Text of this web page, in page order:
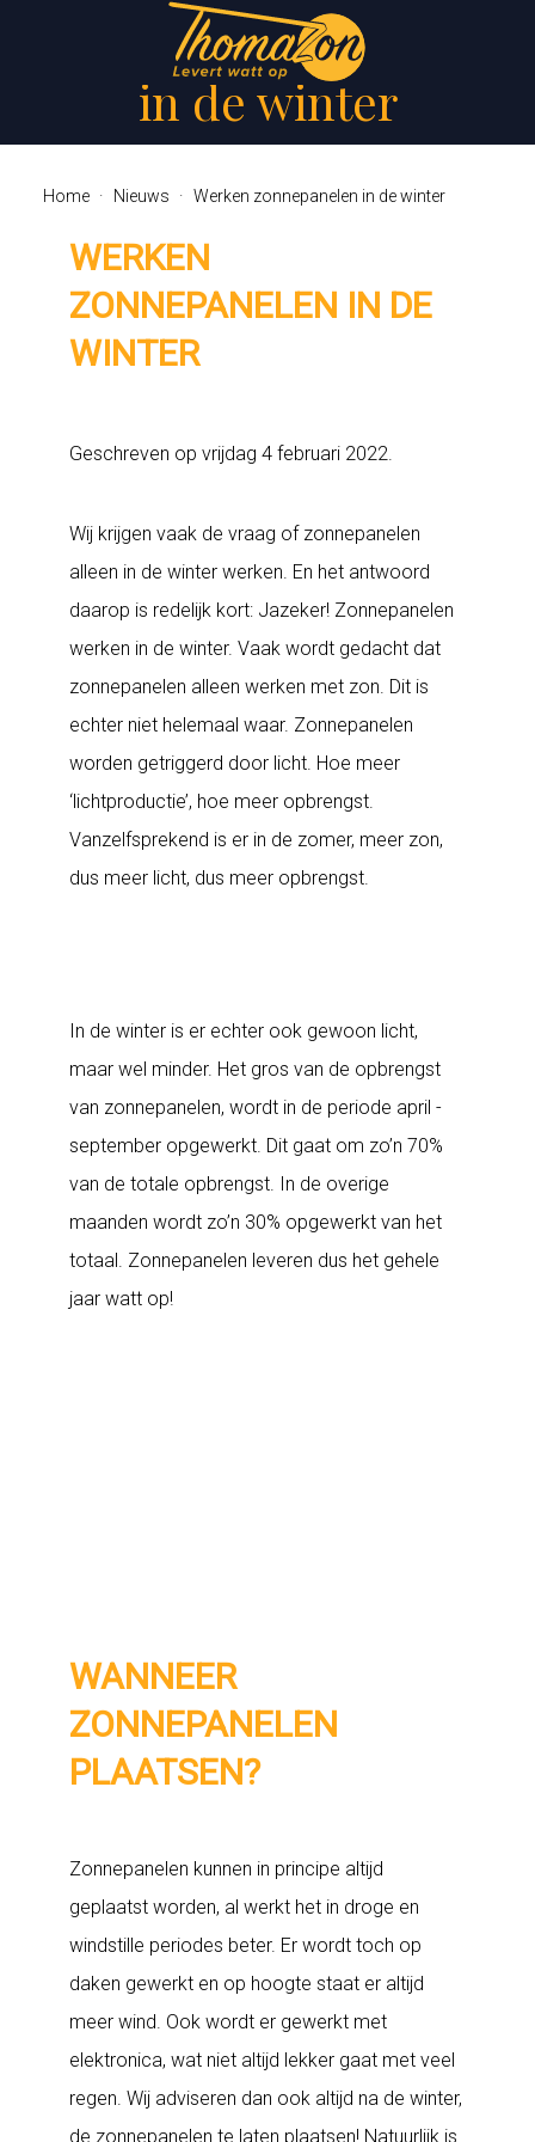
Werken zonnepanelen
in de winter
Home Nieuws Werken zonnepanelen in de winter
WERKEN
ZONNEPANELEN IN DE
WINTER
Geschreven opvrijdag 4 februari 2022
Wij krijgen vaak de vraag of zonnepanelen
alleen in de winter werken. En het antwoord
daarop is redelijk kort: Jazeker! Zonnepanelen
werken in de winter. Vaak wordt gedacht dat
zonnepanelen alleen werken met zon. Dit is
echter niet helemaal waar. Zonnepanelen
worden getriggerd door licht. Hoe meer
‘lichtproductie’, hoe meer opbrengst.
Vanzelfsprekend is er in de zomer, meer zon,
dus meer licht, dus meer opbrengst.
In de winter is er echter ook gewoon licht,
maar wel minder. Het gros van de opbrengst
van zonnepanelen, wordt in de periode april -
september opgewerkt. Dit gaat om zo’n 70%
van de totale opbrengst. In de overige
maanden wordt zo’n 30% opgewerkt van het
totaal. Zonnepanelen leveren dus het gehele
jaar watt op!
WANNEER
ZONNEPANELEN
PLAATSEN?
Zonnepanelen kunnen in principe altijd
geplaatst worden, al werkt het in droge en
windstille periodes beter. Er wordt toch op
daken gewerkt en op hoogte staat er altijd
meer wind. Ook wordt er gewerkt met
elektronica, wat niet altijd lekker gaat met veel
regen. Wij adviseren dan ook altijd na de winter,
de zonnepanelen te laten plaatsen! Natuurlijk is